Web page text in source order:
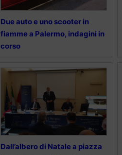
Due auto e uno scooter in
fiamme a Palermo, indagini in
corso
Dall’albero di Natale a piazza